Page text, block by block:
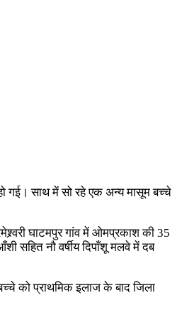
गई। साथ में सो रहे एक अन्य मासूम बच्चे
घाटमपुर गांव में ओमप्रकाश की 35
सहित नौ वर्षीय दिपाँशू मलवे में दब
को प्राथमिक इलाज के बाद जिला